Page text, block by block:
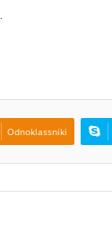
Odnoklassniki